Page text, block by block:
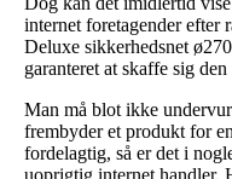
internet foretagender efter
Deluxe sikkerhedsnet
garanteret at skaffe sig
Man må blot ikke
frembyder et produkt for
fordelagtig, så er det i
uoprigtig internet handler.